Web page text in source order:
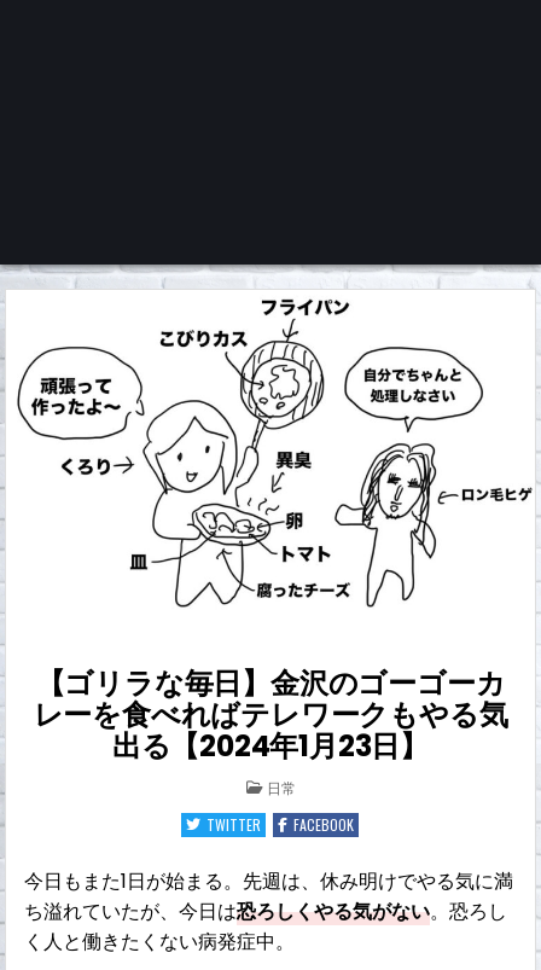
くろチャンネル
【ゴリラな毎日】金沢のゴーゴーカ
レーを食べればテレワークもやる気
出る【2024年1月23日】
POSTED
IN
日常
TWITTER
FACEBOOK
今日もまた1日が始まる。先週は、休み明けでやる気に満
ち溢れていたが、今日は恐ろしくやる気がない。恐ろし
く人と働きたくない病発症中。